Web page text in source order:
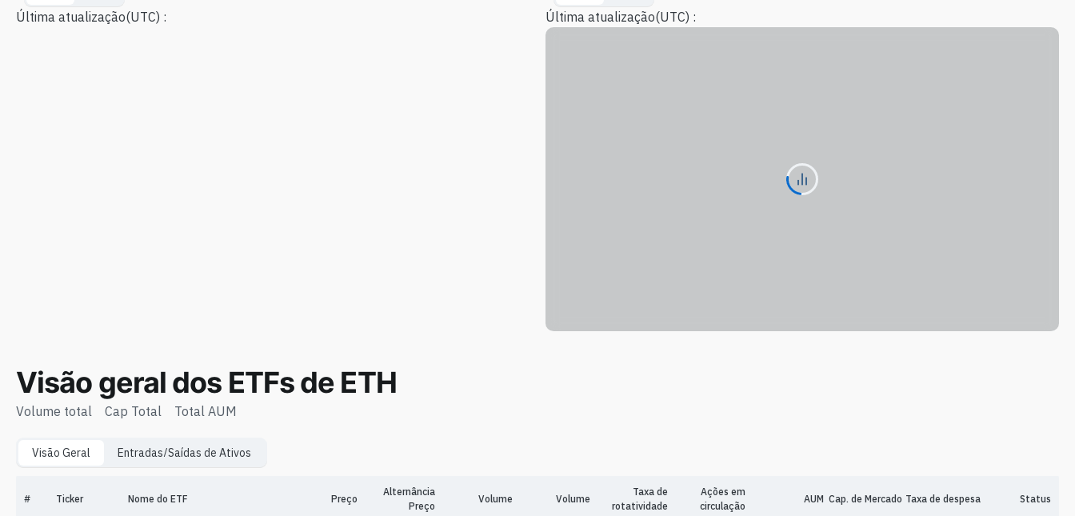
Última atualização(UTC) : Última atualização(UTC) :
Visão geral dos ETFs de ETH
Volume total Cap Total Total AUM
Visão Geral Entradas/Saídas de Ativos
# Ticker Nome do ETF Preço
Alternância
Preço
Volume Volume
Taxa de
rotatividade
Ações em
circulação
AUM Cap. de Mercado Taxa de despesa Status